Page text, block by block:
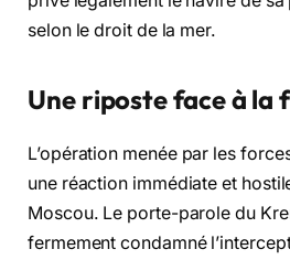
selon le droit de la mer.
Une riposte face à
L’opération menée par les
une réaction immédiate et
Moscou. Le porte-parole du
fermement condamné